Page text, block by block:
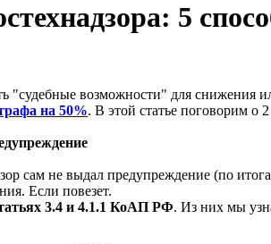
5
"судебные возможности" для снижения
на 50%. В этой статье поговорим о
сам не выдал предупреждение (по
Если повезет.
3.4 и 4.1.1 КоАП РФ. Из них мы